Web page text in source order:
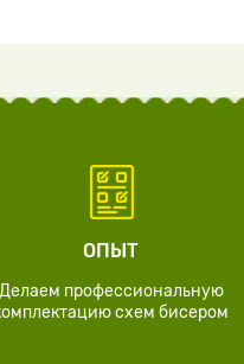
ОПЫТ
Делаем профессиональную
схем бисером